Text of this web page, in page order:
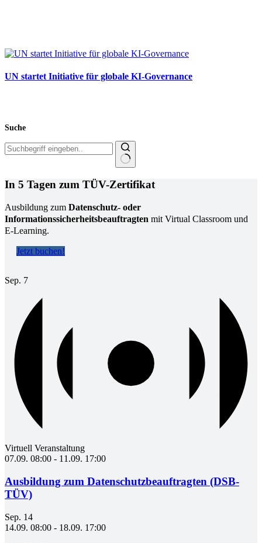
UN startet Initiative für globale KI-Governance
Suche
Ergebnisse
In 5 Tagen zum TÜV-Zertifikat
Ausbildung zum Datenschutz- oder
Informationssicherheitsbeauftragten mit Virtual Classroom und
E-Learning.
Jetzt buchen!
Sep. 7
Virtuell Veranstaltung
07.09. 08:00 - 11.09. 17:00
Ausbildung zum Datenschutzbeauftragten (DSB-
TÜV)
Sep. 14
14.09. 08:00 - 18.09. 17:00